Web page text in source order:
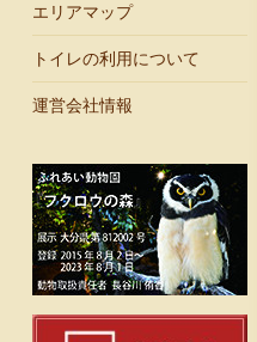
エリアマップ
トイレの利用について
運営会社情報